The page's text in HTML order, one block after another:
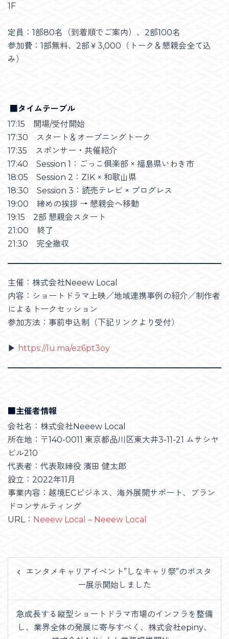
1F
定員：1部80名（到着順でご案内）、2部100名
参加費：1部無料、2部￥3,000（トーク＆懇親会全て込
み）
■タイムテーブル
​​17:15 開場/受付開始
​​17:30 スタート＆オープニングトーク
17:35 スポンサー・共催紹介
17:40 Session 1：ごっこ倶楽部 × 福島県いわき市
18:05 Session 2：ZIK × 和歌山県
18:30 Session 3：読売テレビ × プログレス
19:00 締めの挨拶 → 懇親会へ移動
19:15 2部 懇親会スタート
21:00 終了
21:30 完全撤収
主催：株式会社Neeew Local
内容：ショートドラマ上映／地域連携事例の紹介／制作者
によるトークセッション
参加方法：事前申込制（下記リンクより受付）
▶︎ https://lu.ma/ez6pt3oy
■主催者情報
会社名：株式会社Neeew Local
所在地：〒140-0011 東京都品川区東大井3-11-21 ムサシヤ
ビル210
代表者：代表取締役 濱田 健太郎
設立：2022年11月
事業内容：越境ECビジネス、海外展開サポート、ブラン
ドコンサルティング
URL： Neeew Local – Neeew Local
navigation
エンタメキャリアイベント”しなキャリ祭”のポスタ
ー展示開始しました
急成長する縦型ショートドラマ市場のインフラを整備
し、業界全体の発展に寄与すべく、株式会社epiny、